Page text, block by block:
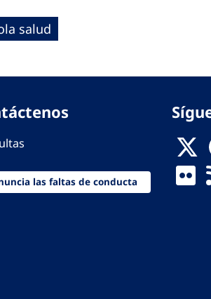
salud
las faltas de conducta